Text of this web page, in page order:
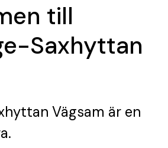
till
Saxhyttan
Vägsam är en